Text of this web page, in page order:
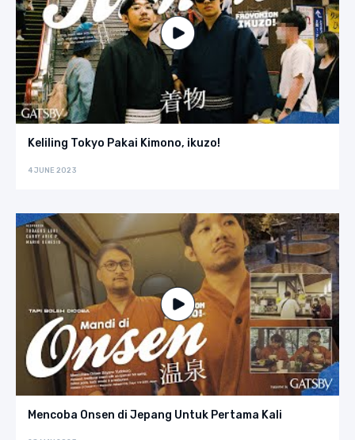
Keliling Tokyo Pakai Kimono, ikuzo!
4 JUNE 2023
Mencoba Onsen di Jepang Untuk Pertama Kali